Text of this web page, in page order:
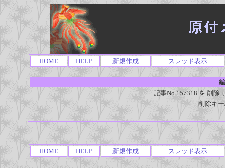
HOME HELP 新規作成 スレッド表示
記事No.157318 を 削除
削除キ
HOME HELP 新規作成 スレッド表示